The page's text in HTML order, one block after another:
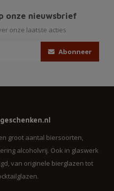
onze nieuwsbrief
onze laatste acties
Abonneer
groot aantal biersoorten,
alcoholvrij. Ook in glaswerk
van originele bierglazen tot